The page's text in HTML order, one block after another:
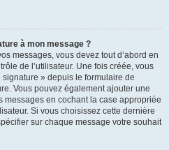
à mon message ?
messages, vous devez tout d’abord en
de l’utilisateur. Une fois créée, vous
» depuis le formulaire de
Vous pouvez également ajouter une
messages en cochant la case appropriée
Si vous choisissez cette dernière
sur chaque message votre souhait